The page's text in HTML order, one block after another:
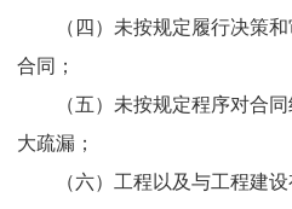
（四）未按规定履行决策
合同；
（五）未按规定程序对合
大疏漏；
（六）工程以及与工程建